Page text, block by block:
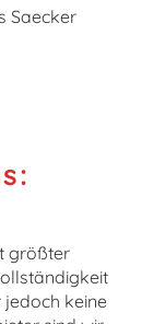
Saecker
größter
keine